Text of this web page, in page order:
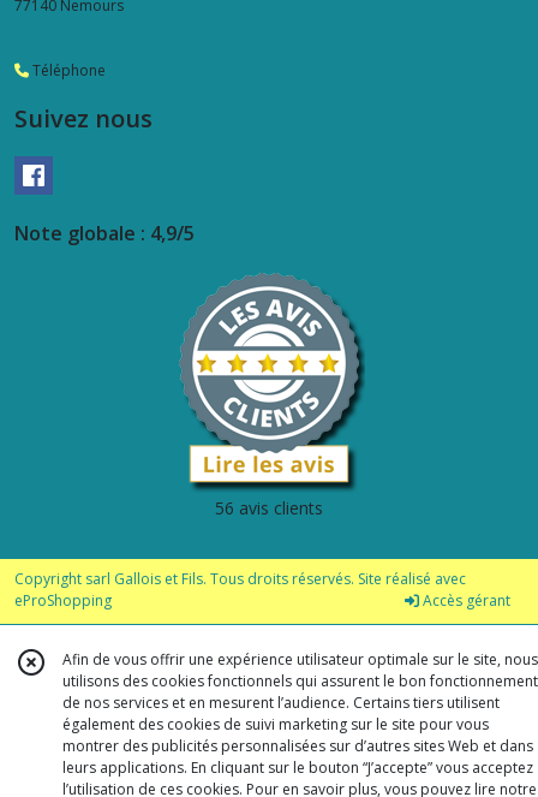
77140 Nemours
Téléphone
Suivez nous
Note globale : 4,9/5
56 avis clients
Copyright sarl Gallois et Fils. Tous droits réservés. Site réalisé avec
eProShopping
Accès gérant
Afin de vous offrir une expérience utilisateur optimale sur le site, nous
utilisons des cookies fonctionnels qui assurent le bon fonctionnement
de nos services et en mesurent l’audience. Certains tiers utilisent
également des cookies de suivi marketing sur le site pour vous
montrer des publicités personnalisées sur d’autres sites Web et dans
leurs applications. En cliquant sur le bouton “J’accepte” vous acceptez
l’utilisation de ces cookies. Pour en savoir plus, vous pouvez lire notre